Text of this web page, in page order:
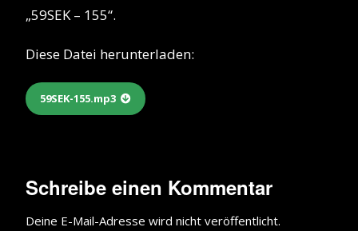
„59SEK – 155“.
Diese Datei herunterladen:
59SEK-155.mp3
Schreibe einen Kommentar
Deine E-Mail-Adresse wird nicht veröffentlicht.